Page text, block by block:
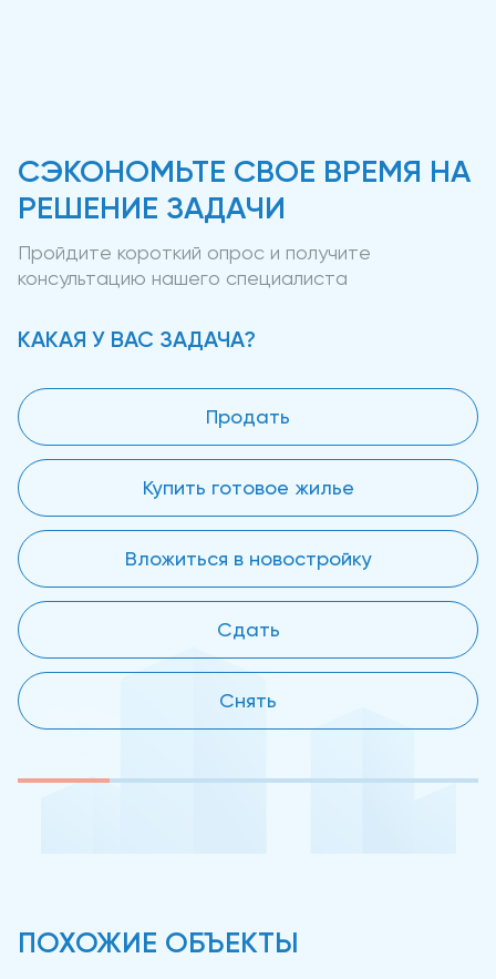
СЭКОНОМЬТЕ СВОЕ ВРЕМЯ НА
РЕШЕНИЕ ЗАДАЧИ
Пройдите короткий опрос и получите
консультацию нашего специалиста
КАКАЯ У ВАС ЗАДАЧА?
Продать
Купить готовое жилье
Вложиться в новостройку
Сдать
Снять
ПОХОЖИЕ ОБЪЕКТЫ